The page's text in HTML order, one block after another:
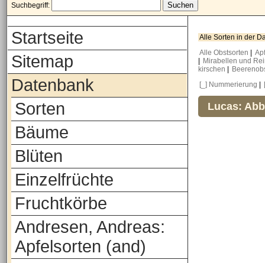
Suchbegriff:
Startseite
Sitemap
Datenbank
Sorten
Bäume
Blüten
Einzelfrüchte
Fruchtkörbe
Andresen, Andreas:
Apfelsorten (and)
Alle Sorten in der
Alle Obstsorten
Mirabellen und
kirschen
[_] Nummerierung
Lucas: